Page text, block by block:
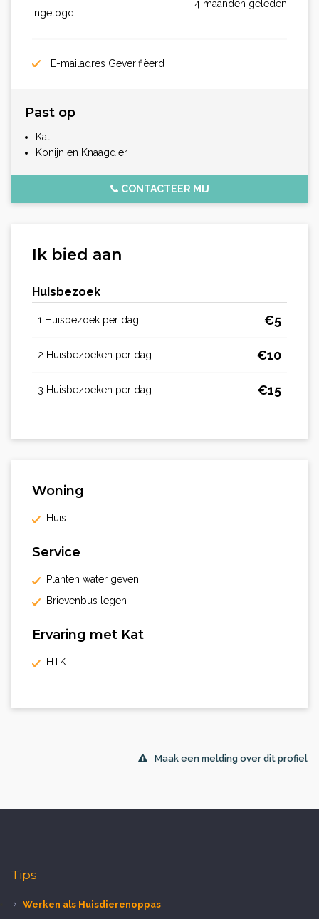
ingelogd
4 maanden geleden
E-mailadres Geverifiëerd
Past op
Kat
Konijn en Knaagdier
CONTACTEER MIJ
Ik bied aan
Huisbezoek
1 Huisbezoek per dag: €5
2 Huisbezoeken per dag: €10
3 Huisbezoeken per dag: €15
Woning
Huis
Service
Planten water geven
Brievenbus legen
Ervaring met Kat
HTK
Maak een melding over dit profiel
Tips
Werken als Huisdierenoppas